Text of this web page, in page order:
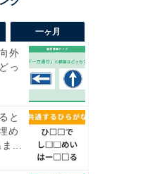
一ヶ月
外
っ
と
め
...